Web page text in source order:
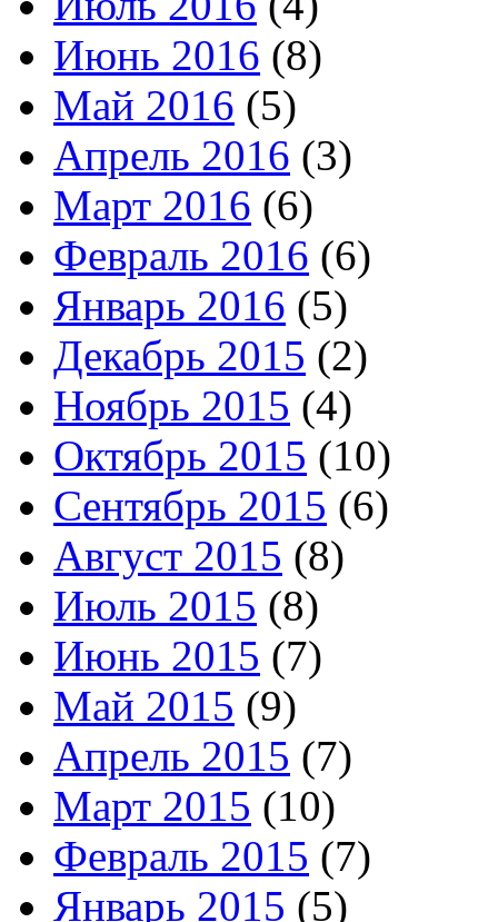
Июнь 2016 (8)
Май 2016 (5)
Апрель 2016 (3)
Март 2016 (6)
Февраль 2016 (6)
Январь 2016 (5)
Декабрь 2015 (2)
Ноябрь 2015 (4)
Октябрь 2015 (10)
Сентябрь 2015 (6)
Август 2015 (8)
Июль 2015 (8)
Июнь 2015 (7)
Май 2015 (9)
Апрель 2015 (7)
Март 2015 (10)
Февраль 2015 (7)
Январь 2015 (5)